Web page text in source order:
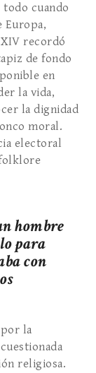
cuando
Europa,
recordó
de fondo
en
la vida,
la dignidad
moral.
electoral
hombre
para
con
la
religiosa.